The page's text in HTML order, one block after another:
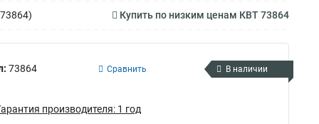
Купить по низким ценам КВТ 73864
73864 Сравнить В наличии
производителя: 1 год